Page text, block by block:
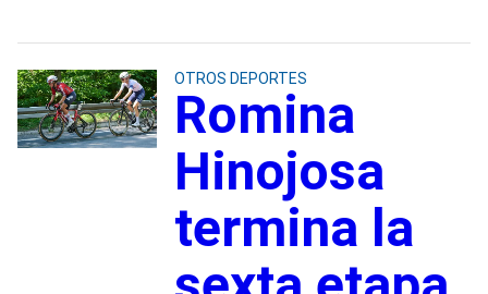
OTROS DEPORTES
Romina
Hinojosa
termina la